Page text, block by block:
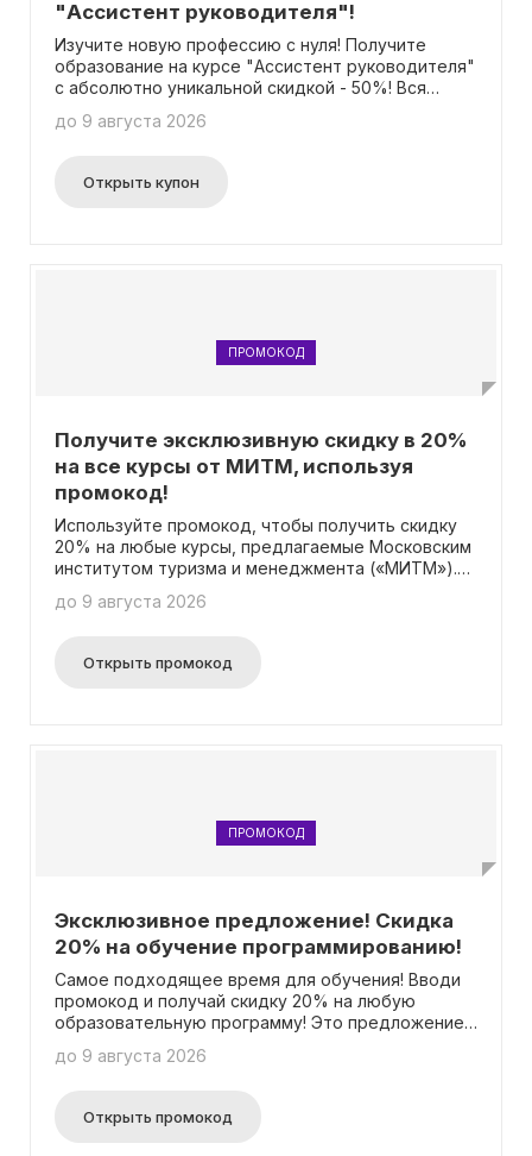
"Ассистент руководителя"!
Изучите новую профессию с нуля! Получите
образование на курсе "Ассистент руководителя"
с абсолютно уникальной скидкой - 50%! Вся
специальной странице с акцией. Вам не
скидки.
до 9 августа 2026
Открыть купон
ПРОМОКОД
Получите эксклюзивную скидку в 20%
на все курсы от МИТМ, используя
промокод!
Используйте промокод, чтобы получить скидку
20% на любые курсы, предлагаемые Московским
институтом туризма и менеджмента («МИТМ»).
вместе с другими акциями, чтобы получить еще
образовании с помощью нашего промокода!
до 9 августа 2026
Открыть промокод
ПРОМОКОД
Эксклюзивное предложение! Скидка
20% на обучение программированию!
Самое подходящее время для обучения! Вводи
промокод и получай скидку 20% на любую
образовательную программу! Это предложение
может быть использовано вместе с другими
до 9 августа 2026
Открыть промокод